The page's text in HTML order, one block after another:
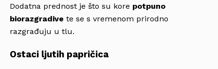
Dodatna prednost je što su kore potpuno
biorazgradive te se s vremenom prirodno
razgrađuju u tlu.
Ostaci ljutih papričica